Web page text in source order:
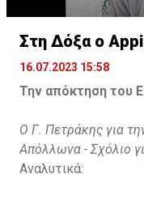
Στη Δόξα ο
16.07.2023 15:58
Την απόκτηση του
Ο Γ. Πετράκης για
Απόλλωνα - Σχόλιο
Αναλυτικά: